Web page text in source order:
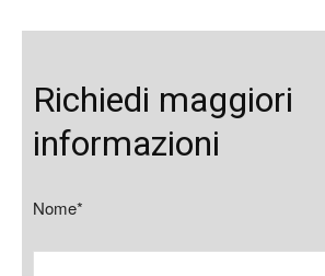
Richiedi maggiori
informazioni
Nome*